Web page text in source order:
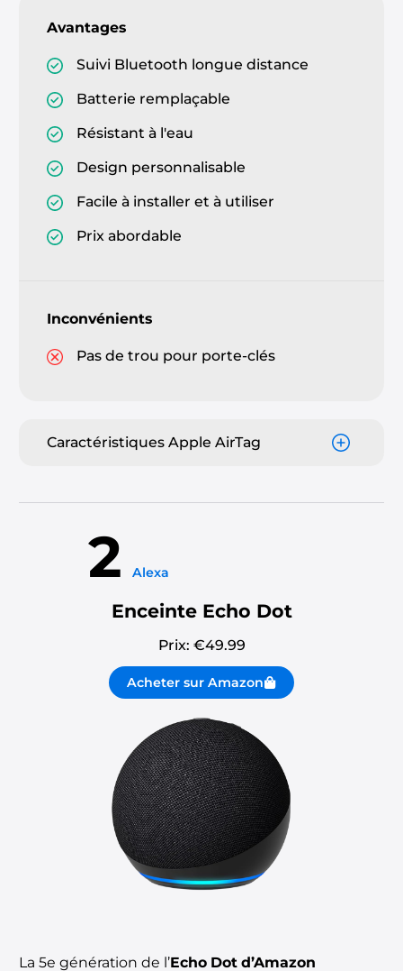
Avantages
Suivi Bluetooth longue distance
Batterie remplaçable
Résistant à l'eau
Design personnalisable
Facile à installer et à utiliser
Prix abordable
Inconvénients
Pas de trou pour porte-clés
Caractéristiques Apple AirTag
2 Alexa
Enceinte Echo Dot
Prix: €49.99
Acheter sur Amazon
La 5e génération de l’Echo Dot d’Amazon